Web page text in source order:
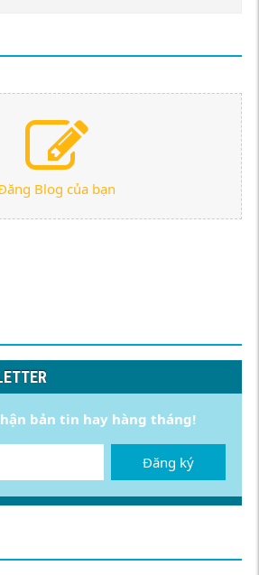
Blog của bạn
bản tin hay hàng tháng!
Đăng ký